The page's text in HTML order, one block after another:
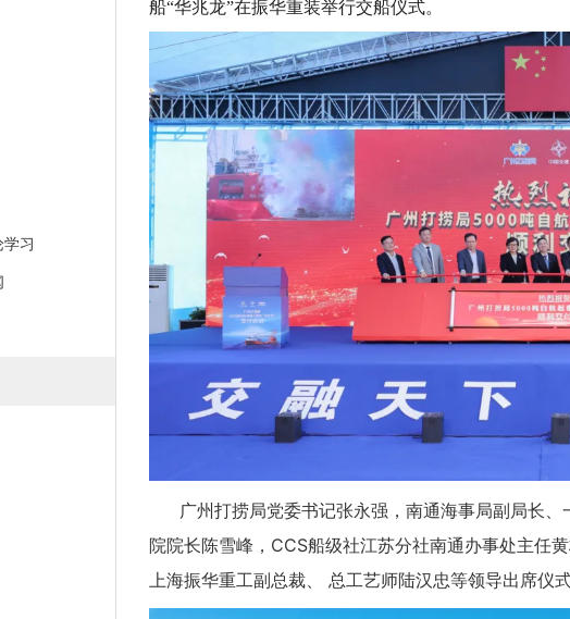
习
船“华兆龙”在振华重装举行交船仪式。
广州打捞局党委书记张永强，南通海事局副局长
院院长陈雪峰，CCS船级社江苏分社南通办事处主任
上海振华重工副总裁、 总工艺师陆汉忠等领导出席仪式